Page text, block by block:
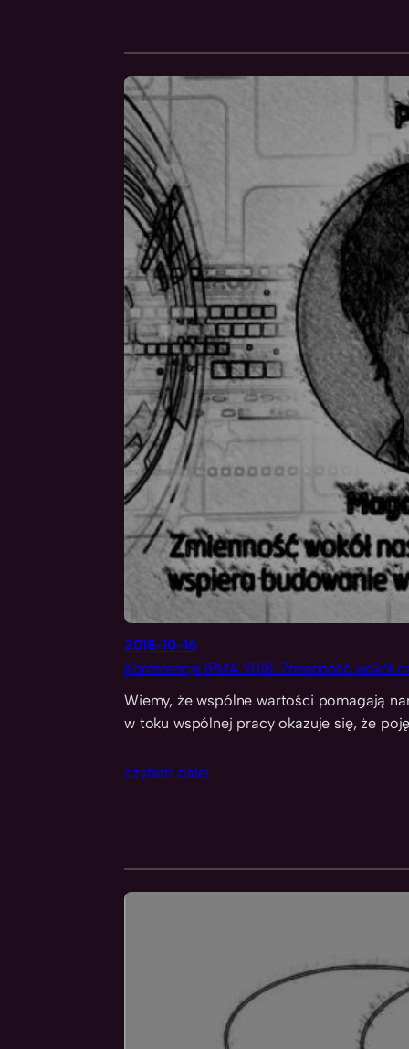
2018-10-16
Konferencja IPMA 2018: Zmienność wokół
Wiemy, że wspólne wartości pomagają
w toku wspólnej pracy okazuje się, że
czytam dalej